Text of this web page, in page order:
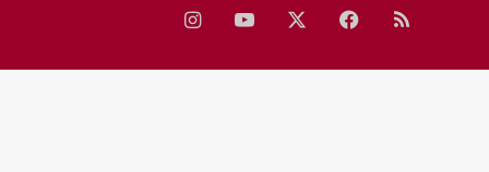
ملخص
الموقع
فيسبوك ‫YouTubeانستقرام
نيوز